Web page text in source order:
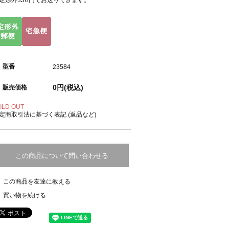
型番 23584
販売価格 0円(税込)
OUT
商取引法に基づく表記 (返品など)
この商品について問い合わせる
この商品を友達に教える
買い物を続ける